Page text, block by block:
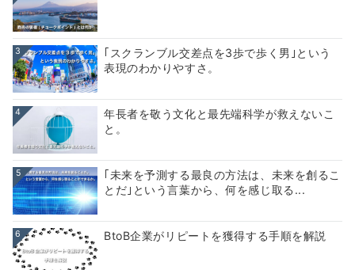
3
｢スクランブル交差点を3歩で歩く男｣という
表現のわかりやすさ。
4
年長者を敬う文化と最先端科学が救えないこ
と。
5
｢未来を予測する最良の方法は、未来を創るこ
とだ｣という言葉から、何を感じ取る...
6 BtoB企業がリピートを獲得する手順を解説